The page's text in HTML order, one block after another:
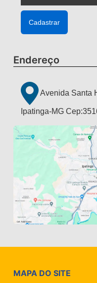
Endereço
Avenida Santa
Ipatinga-MG
MAPA DO SITE